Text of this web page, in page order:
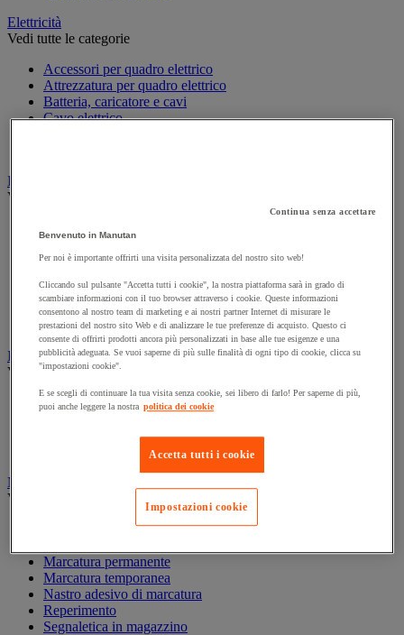
Elettricità
Vedi tutte le categorie
Accessori per quadro elettrico
Attrezzatura per quadro elettrico
Batteria, caricatore e cavi
Cavo elettrico
Illuminazione
Vedi tutte le categorie
Lampada frontale
Lampadina
Proiettore da cantiere
Torcia
Ingrassaggio e lubrificazione
Vedi tutte le categorie
Anti-aderente
Lubrificante e sbloccante
Marcatura
Vedi tutte le categorie
Marcatura permanente
Marcatura temporanea
Nastro adesivo di marcatura
Reperimento
Segnaletica in magazzino
Continua senza accettare
Benvenuto in Manutan
Per noi è importante offrirti una visita personalizzata del nostro sito web!
Cliccando sul pulsante "Accetta tutti i cookie", la nostra piattaforma sarà in grado di
scambiare informazioni con il tuo browser attraverso i cookie. Queste informazioni
consentono al nostro team di marketing e ai nostri partner Internet di misurare le
prestazioni del nostro sito Web e di analizzare le tue preferenze di acquisto. Questo ci
consente di offrirti prodotti ancora più personalizzati in base alle tue esigenze e una
pubblicità adeguata. Se vuoi saperne di più sulle finalità di ogni tipo di cookie, clicca su
"impostazioni cookie".
E se scegli di continuare la tua visita senza cookie, sei libero di farlo! Per saperne di più,
puoi anche leggere la nostra politica dei cookie
Accetta tutti i cookie
Impostazioni cookie